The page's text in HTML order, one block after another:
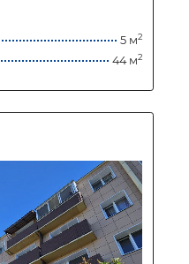
заявку
не является кредитной
банками-
и не является
кредиту и предоставления
к менеджерам нашей
д. 15 тел. +7(812) 200-4000 )